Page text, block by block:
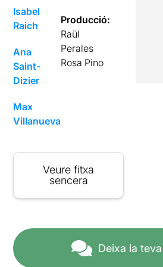
Isabel
Raich
Ana
Saint-
Dizier
Max
Villanueva
Producció:
Raül
Perales
Rosa Pino
Veure fitxa
sencera
Deixa la